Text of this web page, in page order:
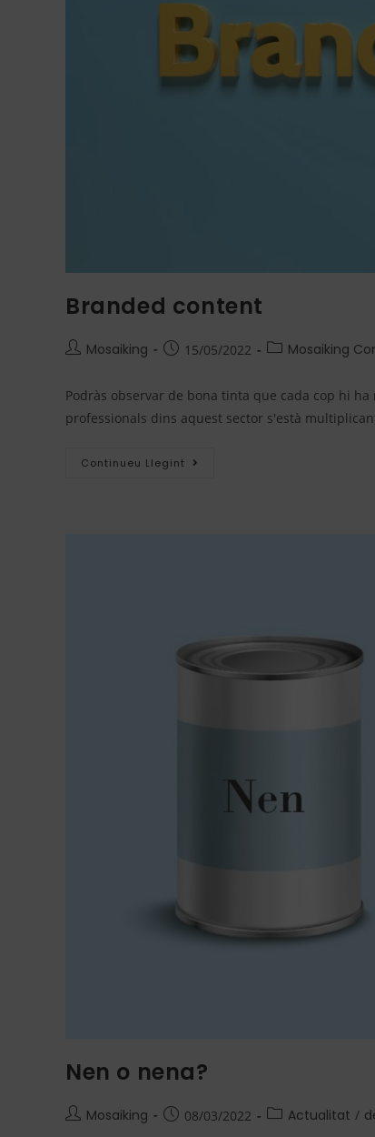
Branded content
Mosaiking 15/05/2022 Mosaiking
Podràs observar de bona tinta que cada cop hi
professionals dins aquest sector s'està
Continueu Llegint
Nen o nena?
Mosaiking 08/03/2022 Actualitat /